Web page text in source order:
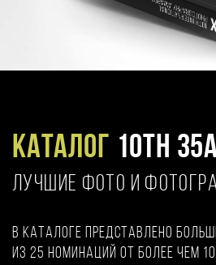
Каталог 10TH
ЛУЧШИЕ ФОТО И
В каталоге представлено
из 25 номинаций от более чем